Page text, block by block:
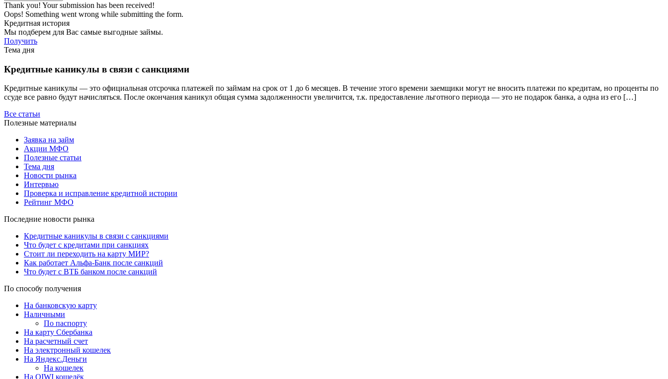
Thank you! Your submission has been received!
Oops! Something went wrong while submitting the form.
Кредитная история
Мы подберем для Вас самые выгодные займы.
Получить
Тема дня
Кредитные каникулы в связи с санкциями
Кредитные каникулы — это официальная отсрочка платежей по займам на срок от 1 до 6 месяцев. В течение этого времени заемщики могут не вносить платежи по кредитам, но проценты по
ссуде все равно будут начисляться. После окончания каникул общая сумма задолженности увеличится, т.к. предоставление льготного периода — это не подарок банка, а одна из его […]
Все статьи
Полезные материалы
Заявка на займ
Акции МФО
Полезные статьи
Тема дня
Новости рынка
Интервью
Проверка и исправление кредитной истории
Рейтинг МФО
Последние новости рынка
Кредитные каникулы в связи с санкциями
Что будет с кредитами при санкциях
Стоит ли переходить на карту МИР?
Как работает Альфа-Банк после санкций
Что будет с ВТБ банком после санкций
По способу получения
На банковскую карту
Наличными
По паспорту
На карту Сбербанка
На расчетный счет
На электронный кошелек
На Яндекс.Деньги
На кошелек
На QIWI кошелёк